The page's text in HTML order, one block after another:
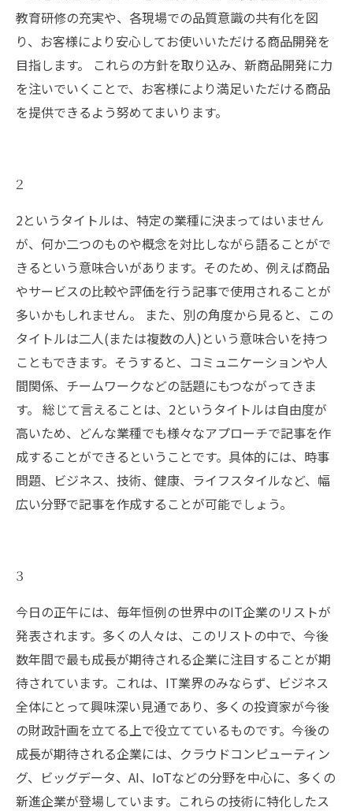
教育研修の充実や、各現場での品質意識の共有化を図
り、お客様により安心してお使いいただける商品開発を
目指します。 これらの方針を取り込み、新商品開発に力
を注いでいくことで、お客様により満足いただける商品
を提供できるよう努めてまいります。
2
2というタイトルは、特定の業種に決まってはいません
が、何か二つのものや概念を対比しながら語ることがで
きるという意味合いがあります。そのため、例えば商品
やサービスの比較や評価を行う記事で使用されることが
多いかもしれません。 また、別の角度から見ると、この
タイトルは二人(または複数の人)という意味合いを持つ
こともできます。そうすると、コミュニケーションや人
間関係、チームワークなどの話題にもつながってきま
す。 総じて言えることは、2というタイトルは自由度が
高いため、どんな業種でも様々なアプローチで記事を作
成することができるということです。具体的には、時事
問題、ビジネス、技術、健康、ライフスタイルなど、幅
広い分野で記事を作成することが可能でしょう。
3
今日の正午には、毎年恒例の世界中のIT企業のリストが
発表されます。多くの人々は、このリストの中で、今後
数年間で最も成長が期待される企業に注目することが期
待されています。これは、IT業界のみならず、ビジネス
全体にとって興味深い見通であり、多くの投資家が今後
の財政計画を立てる上で役立てているものです。今後の
成長が期待される企業には、クラウドコンピューティン
グ、ビッグデータ、AI、IoTなどの分野を中心に、多くの
新進企業が登場しています。これらの技術に特化したス